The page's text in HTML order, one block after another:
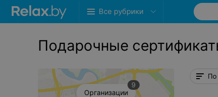
Все рубрики
Подарочные
Организации
9
По